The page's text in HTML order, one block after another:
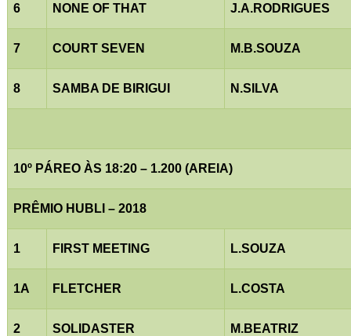
6 NONE OF THAT J.A.RODRIGUES
7 COURT SEVEN M.B.SOUZA
8 SAMBA DE BIRIGUI N.SILVA
10º PÁREO ÀS 18:20 – 1.200 (AREIA)
PRÊMIO HUBLI – 2018
1 FIRST MEETING L.SOUZA
1A FLETCHER L.COSTA
2 SOLIDASTER M.BEATRIZ